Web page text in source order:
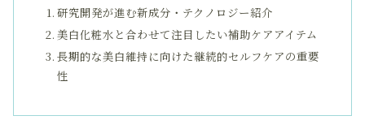
研究開発が進む新成分・テクノロジー紹介
美白化粧水と合わせて注目したい補助ケアアイテム
長期的な美白維持に向けた継続的セルフケアの重要
性